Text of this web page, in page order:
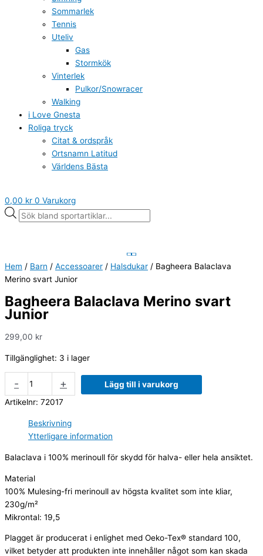
Sommarlek
Tennis
Uteliv
Gas
Stormkök
Vinterlek
Pulkor/Snowracer
Walking
i Love Gnesta
Roliga tryck
Citat & ordspråk
Ortsnamn Latitud
Världens Bästa
0,00 kr 0 Varukorg
Hem / Barn / Accessoarer / Halsdukar / Bagheera Balaclava
Merino svart Junior
Bagheera Balaclava Merino svart
Junior
299,00 kr
Tillgänglighet: 3 i lager
- +
Lägg till i varukorg
Artikelnr: 72017
Beskrivning
Ytterligare information
Balaclava i 100% merinoull för skydd för halva- eller hela ansiktet.
Material
100% Mulesing-fri merinoull av högsta kvalitet som inte kliar,
230g/m²
Mikrontal: 19,5
Plagget är producerat i enlighet med Oeko-Tex® standard 100,
vilket betyder att produkten inte innehåller något som kan skada